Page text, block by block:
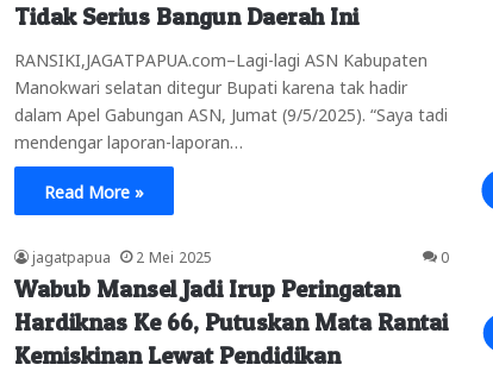
Tidak Serius Bangun Daerah Ini
RANSIKI,JAGATPAPUA.com–Lagi-lagi ASN Kabupaten
Manokwari selatan ditegur Bupati karena tak hadir
dalam Apel Gabungan ASN, Jumat (9/5/2025). “Saya tadi
mendengar laporan-laporan…
Read More »
jagatpapua 2 Mei 2025 0
Wabub Mansel Jadi Irup Peringatan
Hardiknas Ke 66, Putuskan Mata Rantai
Kemiskinan Lewat Pendidikan